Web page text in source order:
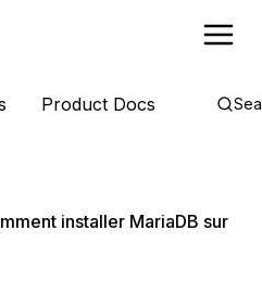
Product Docs
installer MariaDB sur